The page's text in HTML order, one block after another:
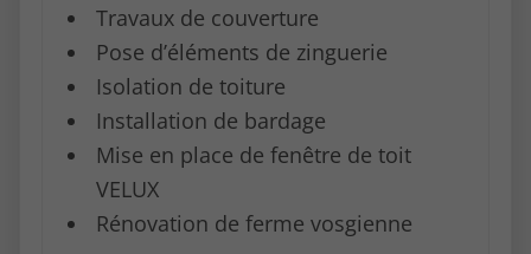
Travaux de couverture
Pose d’éléments de zinguerie
Isolation de toiture
Installation de bardage
Mise en place de fenêtre de toit
VELUX
Rénovation de ferme vosgienne